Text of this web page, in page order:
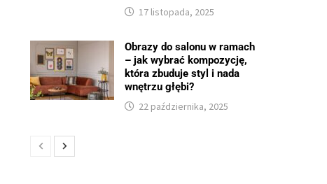
17 listopada, 2025
Obrazy do salonu w ramach
– jak wybrać kompozycję,
która zbuduje styl i nada
wnętrzu głębi?
22 października, 2025